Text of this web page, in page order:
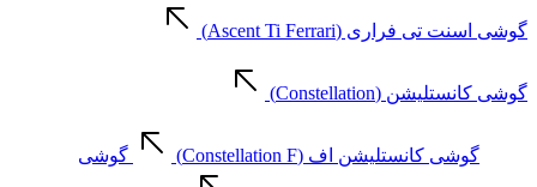
گوشی اسنت تی فراری (Ascent Ti Ferrari)
گوشی کانستلیشن (Constellation)
گوشی کانستلیشن اف (Constellation F) گوشی